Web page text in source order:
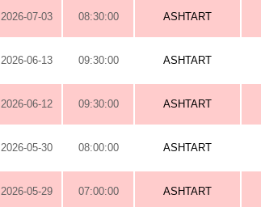
2026-07-03 08:30:00 ASHTART
2026-06-13 09:30:00 ASHTART
2026-06-12 09:30:00 ASHTART
2026-05-30 08:00:00 ASHTART
2026-05-29 07:00:00 ASHTART